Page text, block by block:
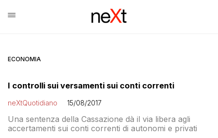
ECONOMIA
I controlli sui versamenti sui conti correnti
neXtQuotidiano 15/08/2017
Una sentenza della Cassazione dà il via libera agli
accertamenti sui conti correnti di autonomi e privati